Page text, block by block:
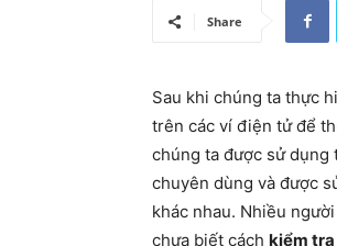
Share
Sau khi chúng ta thực
trên các ví điện tử để
chúng ta được sử dụng
chuyên dùng và được
khác nhau. Nhiều
chưa biết cách kiểm